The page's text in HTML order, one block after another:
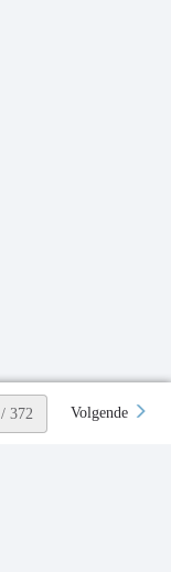
/ 372 Volgende